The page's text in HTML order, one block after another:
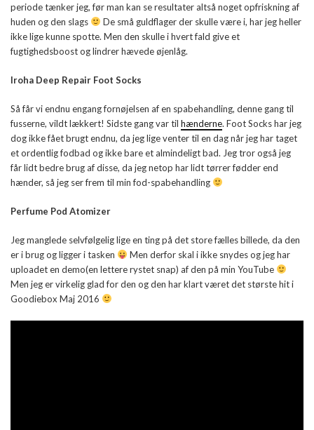
periode tænker jeg, før man kan se resultater altså noget opfriskning af
huden og den slags
De små guldflager der skulle være i, har jeg heller
ikke lige kunne spotte. Men den skulle i hvert fald give et
fugtighedsboost og lindrer hævede øjenlåg.
Iroha Deep Repair Foot Socks
Så får vi endnu engang fornøjelsen af en spabehandling, denne gang til
fusserne, vildt lækkert! Sidste gang var til hænderne. Foot Socks har jeg
dog ikke fået brugt endnu, da jeg lige venter til en dag når jeg har taget
et ordentlig fodbad og ikke bare et almindeligt bad. Jeg tror også jeg
får lidt bedre brug af disse, da jeg netop har lidt tørrer fødder end
hænder, så jeg ser frem til min fod-spabehandling
Perfume Pod Atomizer
Jeg manglede selvfølgelig lige en ting på det store fælles billede, da den
er i brug og ligger i tasken
Men derfor skal i ikke snydes og jeg har
uploadet en demo(en lettere rystet snap) af den på min YouTube
Men jeg er virkelig glad for den og den har klart været det største hit i
Goodiebox Maj 2016